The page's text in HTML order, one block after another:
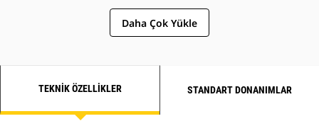
Daha Çok Yükle
TEKNIK ÖZELLIKLER STANDART DONANIMLAR